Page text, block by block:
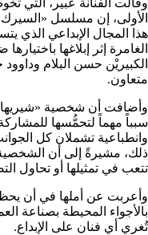
وقالت الفنانة عبير، التي
الأولى، إن مسلسل
هذا المجال الإبداعي الذي
الغامرة إثر إبلاغها
الكبيريْن حسن البلام
متعاون.
وأضافت أن شخصية
سبباً مهماً لتحمُّسها
وانطباعية تشملان كل
ذلك، مشيرةً إلى أن الشخصية
تتعب في تمثيلها أو تحاول
وأعربت عن أملها في أن
بالأجواء المحيطة بصناعة
تُغري أي فنان على الإبداع.